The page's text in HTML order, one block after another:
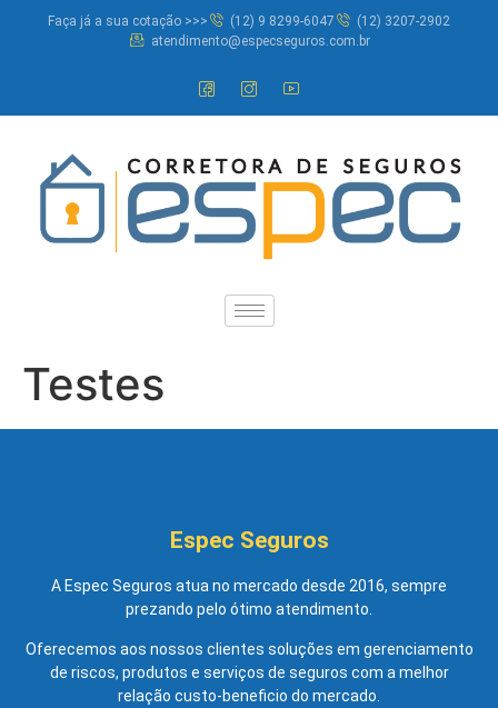
Faça já a sua cotação >>> (12) 9 8299-6047
(12) 3207-2902
atendimento@especseguros.com.br
Testes
Espec Seguros
A Espec Seguros atua no mercado desde 2016, sempre
prezando pelo ótimo atendimento.
Oferecemos aos nossos clientes soluções em gerenciamento
de riscos, produtos e serviços de seguros com a melhor
relação custo-beneficio do mercado.